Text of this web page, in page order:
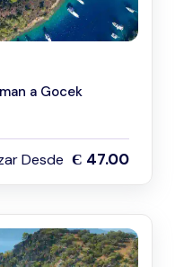
a Gocek
Desde Є 47.00